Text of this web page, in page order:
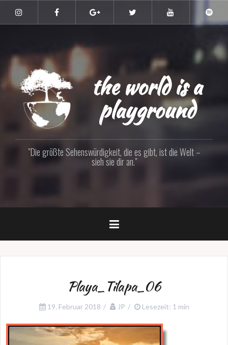
Inhalt
springen
Instagram Facebook YouTube
the world is a
playground
"Die größte Sehenswürdigkeit, die es gibt, ist die Welt –
sieh sie dir an."
Playa_Tilapa_06
19. Februar 2018 JP Lesezeit: 1 min